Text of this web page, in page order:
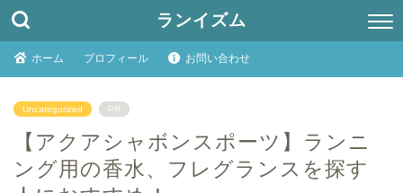
ランイズム
ホーム プロフィール お問い合わせ
Uncategorized PR
【アクアシャボンスポーツ】ランニ
ング用の香水、フレグランスを探す